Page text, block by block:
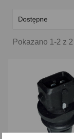
Dostępne
Pokazano 1-2 z